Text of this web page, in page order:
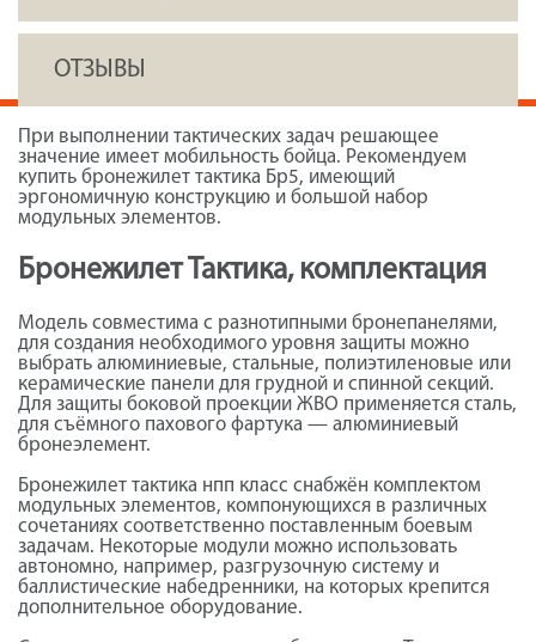
ОТЗЫВЫ
При выполнении тактических задач решающее
значение имеет мобильность бойца. Рекомендуем
купить бронежилет тактика Бр5, имеющий
эргономичную конструкцию и большой набор
модульных элементов.
Бронежилет Тактика, комплектация
Модель совместима с разнотипными бронепанелями,
для создания необходимого уровня защиты можно
выбрать алюминиевые, стальные, полиэтиленовые или
керамические панели для грудной и спинной секций.
Для защиты боковой проекции ЖВО применяется сталь,
для съёмного пахового фартука — алюминиевый
бронеэлемент.
Бронежилет тактика нпп класс снабжён комплектом
модульных элементов, компонующихся в различных
сочетаниях соответственно поставленным боевым
задачам. Некоторые модули можно использовать
автономно, например, разгрузочную систему и
баллистические набедренники, на которых крепится
дополнительное оборудование.